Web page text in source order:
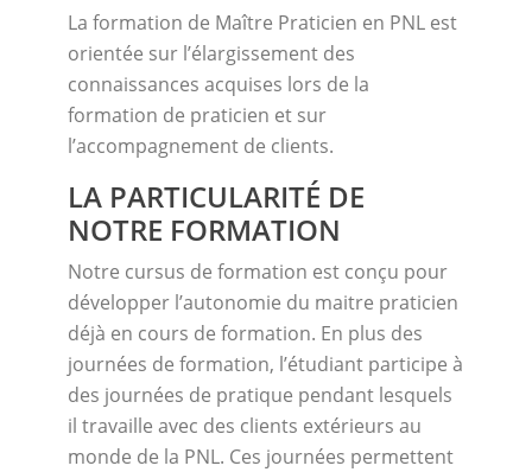
La formation de Maître Praticien en PNL est
orientée sur l’élargissement des
connaissances acquises lors de la
formation de praticien et sur
l’accompagnement de clients.
LA PARTICULARITÉ DE
NOTRE FORMATION
Notre cursus de formation est conçu pour
développer l’autonomie du maitre praticien
déjà en cours de formation. En plus des
journées de formation, l’étudiant participe à
des journées de pratique pendant lesquels
il travaille avec des clients extérieurs au
monde de la PNL. Ces journées permettent